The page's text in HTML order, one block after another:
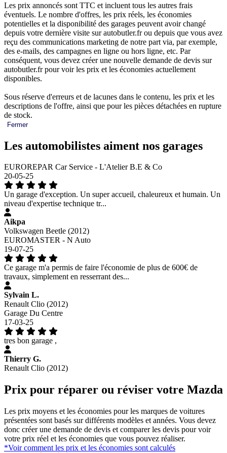
Les prix annoncés sont TTC et incluent tous les autres frais
éventuels. Le nombre d'offres, les prix réels, les économies
potentielles et la disponibilité des garages peuvent avoir changé
depuis votre dernière visite sur autobutler.fr ou depuis que vous avez
reçu des communications marketing de notre part via, par exemple,
des e-mails, des campagnes en ligne ou hors ligne, etc. Par
conséquent, vous devez créer une nouvelle demande de devis sur
autobutler.fr pour voir les prix et les économies actuellement
disponibles.
Sous réserve d'erreurs et de lacunes dans le contenu, les prix et les
descriptions de l'offre, ainsi que pour les pièces détachées en rupture
de stock.
Fermer
Les automobilistes aiment nos garages
EUROREPAR Car Service - L'Atelier B.E & Co
20-05-25
Un garage d'exception. Un super accueil, chaleureux et humain. Un
niveau d'expertise technique tr...
Aikpa
Volkswagen Beetle (2012)
EUROMASTER - N Auto
19-07-25
Ce garage m'a permis de faire l'économie de plus de 600€ de
travaux, simplement en resserrant des...
Sylvain L.
Renault Clio (2012)
Garage Du Centre
17-03-25
tres bon garage ,
Thierry G.
Renault Clio (2012)
Prix pour réparer ou réviser votre Mazda
Les prix moyens et les économies pour les marques de voitures
présentées sont basés sur différents modèles et années. Vous devez
donc créer une demande de devis et comparer les devis pour voir
votre prix réel et les économies que vous pouvez réaliser.
*Voir comment les prix et les économies sont calculés